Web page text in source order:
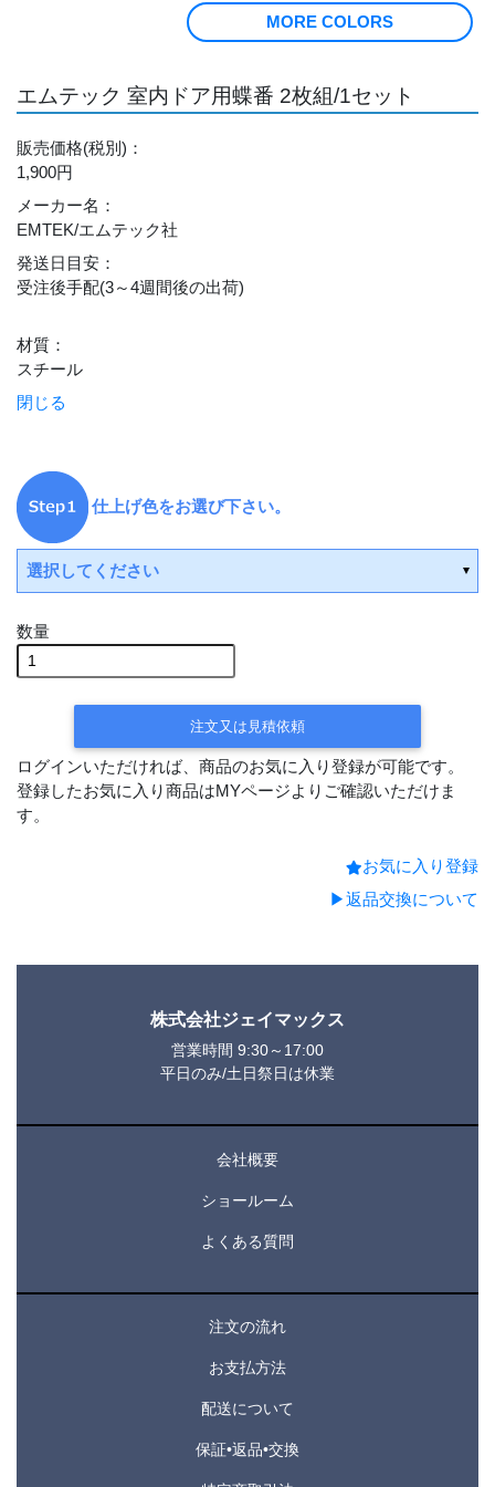
MORE COLORS
エムテック 室内ドア用蝶番 2枚組/1セット
販売価格(税別) ：
1,900円
メーカー名 ：
EMTEK/エムテック社
発送日目安 ：
受注後手配(3～4週間後の出荷)
材質 ：
スチール
閉じる
仕上げ色をお選び下さい。
選択してください
受注後手配(3～4週間後の出荷)
数量
注文又は見積依頼
ログインいただければ、商品のお気に入り登録が可能です。
登録したお気に入り商品はMYページよりご確認いただけま
す。
お気に入り登録
▶返品交換について
株式会社ジェイマックス
営業時間 9:30～17:00
平日のみ/土日祭日は休業
会社概要
ショールーム
よくある質問
注文の流れ
お支払方法
配送について
保証•返品•交換